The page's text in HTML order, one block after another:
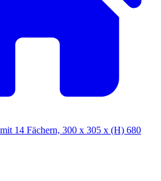
14 Fächern, 300 x 305 x (H) 680